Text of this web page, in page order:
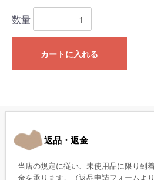
数量
カートに入れる
返品・返金
当店の規定に従い、未使用品に限り到
金を承ります。（返品申請フォームよ